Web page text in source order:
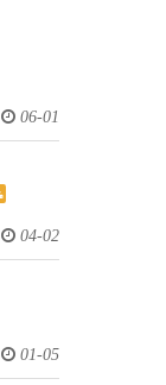
06-01
04-02
01-05